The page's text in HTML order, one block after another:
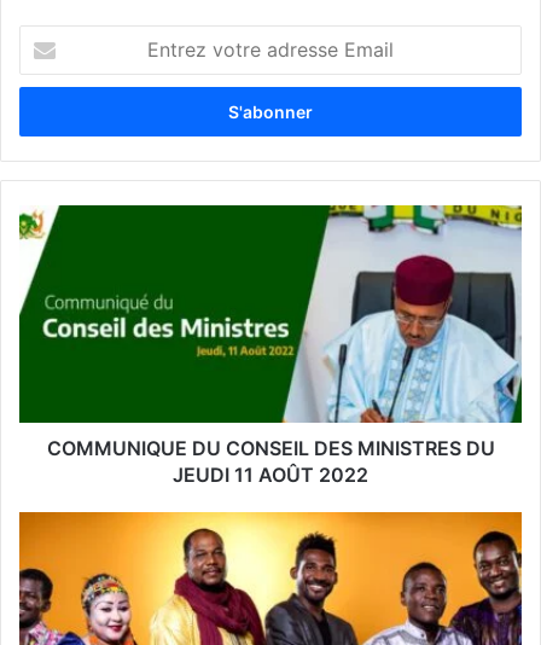
t
e
z
o
t
e
a
i
l
COMMUNIQUE DU CONSEIL DES MINISTRES DU
JEUDI 11 AOÛT 2022